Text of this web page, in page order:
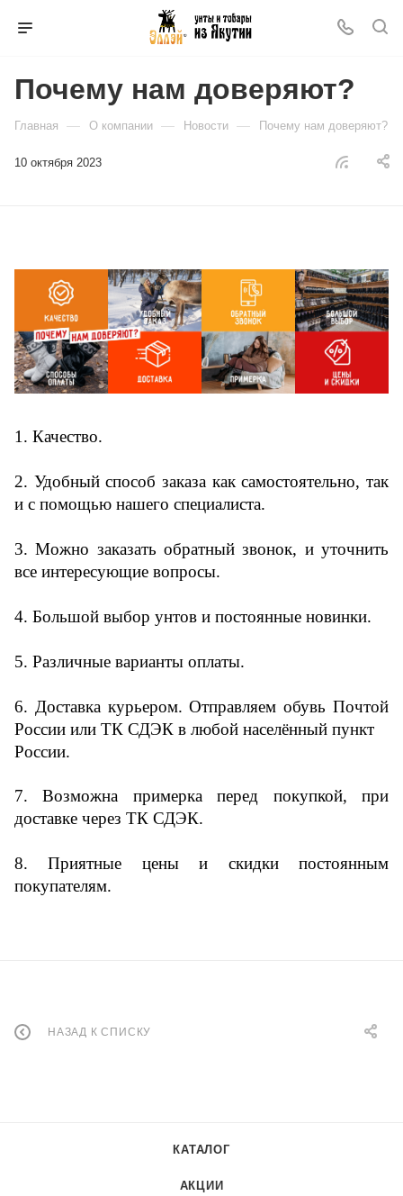
Почему нам доверяют?
Главная — О компании — Новости — Почему нам доверяют?
10 октября 2023
1. Качество.
2. Удобный способ заказа как самостоятельно, так
и с помощью нашего специалиста.
3. Можно заказать обратный звонок, и уточнить
все интересующие вопросы.
4. Большой выбор унтов и постоянные новинки.
5. Различные варианты оплаты.
6. Доставка курьером. Отправляем обувь Почтой
России или ТК СДЭК в любой населённый пункт
России.
7. Возможна примерка перед покупкой, при
доставке через ТК СДЭК.
8. Приятные цены и скидки постоянным
покупателям.
НАЗАД К СПИСКУ
КАТАЛОГ
АКЦИИ